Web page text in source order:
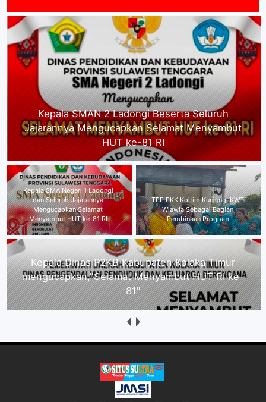
Kepala SMA Negeri 1 Ladongi dan Seluruh
Jajarannya Mengucapkan Selamat Menyambut
HUT ke-81 RI
TPP PKK Koltim Kunjungi KWT
Wiawia Sebagai Bagian
Pembinaan Program
Kepala Dinas P2KB Kabupaten
Kolaka Timur
mengucapkan,"Selamat
Menyambut HUT RI ke-81"
Direktur Kolaka Media Institute Kecam Dugaan
Intimidasi Wartawan Nasionalinfo.com, Minta
Proses Hukum Berjalan